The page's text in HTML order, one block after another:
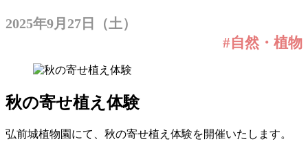
2025年9月27日（土）
#自然・植物
秋の寄せ植え体験
弘前城植物園にて、秋の寄せ植え体験を開催いたします。